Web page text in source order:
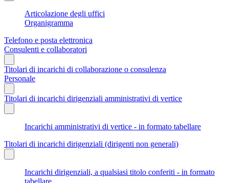
Articolazione degli uffici
Organigramma
Telefono e posta elettronica
Consulenti e collaboratori
Titolari di incarichi di collaborazione o consulenza
Personale
Titolari di incarichi dirigenziali amministrativi di vertice
Incarichi amministrativi di vertice - in formato tabellare
Titolari di incarichi dirigenziali (dirigenti non generali)
Incarichi dirigenziali, a qualsiasi titolo conferiti - in formato
tabellare